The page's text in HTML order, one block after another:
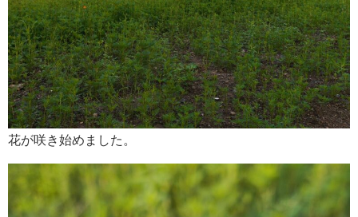
花が咲き始めました。